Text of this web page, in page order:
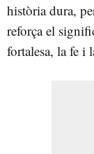
història dura,
reforça el
fortalesa, la fe i